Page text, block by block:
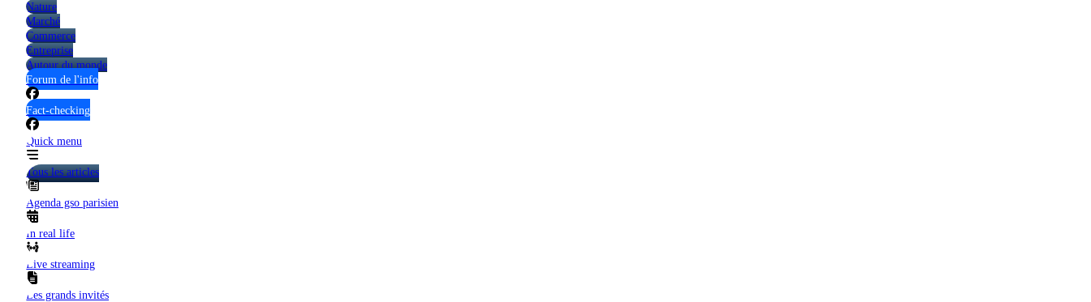
Nature
Marché
Commerce
Entreprise
Autour du monde
Forum de l'info
Fact-checking
Quick menu
Tous les articles
Agenda gso parisien
In real life
Live streaming
Les grands invités